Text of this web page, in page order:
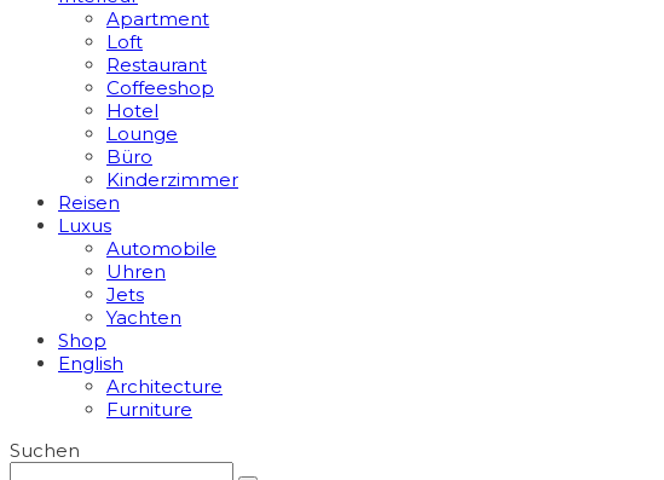
Apart­ment
Loft
Restaurant
Coffeeshop
Hotel
Lounge
Büro
Kinderzimmer
Reisen
Luxus
Automobile
Uhren
Jets
Yachten
Shop
English
Architecture
Furniture
Suchen